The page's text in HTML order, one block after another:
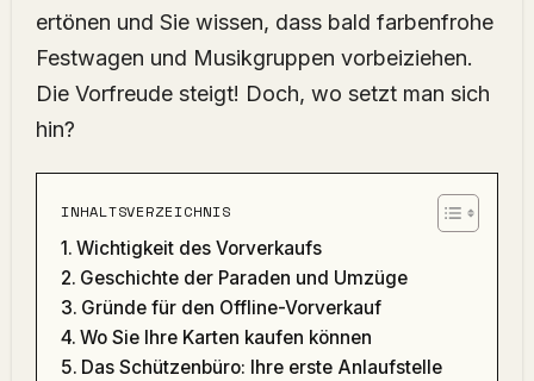
ertönen und Sie wissen, dass bald farbenfrohe
Festwagen und Musikgruppen vorbeiziehen.
Die Vorfreude steigt! Doch, wo setzt man sich
hin?
INHALTSVERZEICHNIS
Wichtigkeit des Vorverkaufs
Geschichte der Paraden und Umzüge
Gründe für den Offline-Vorverkauf
Wo Sie Ihre Karten kaufen können
Das Schützenbüro: Ihre erste Anlaufstelle